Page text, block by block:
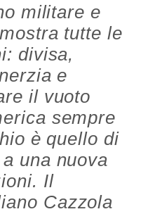
militare e
tutte le
divisa,
e
il vuoto
sempre
è quello di
una nuova
Il
Cazzola